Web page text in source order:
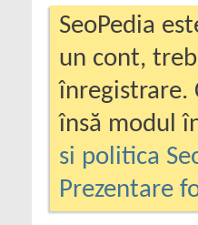
SeoPedia
un cont,
înregistrare.
însă modul
si politica
Prezentare